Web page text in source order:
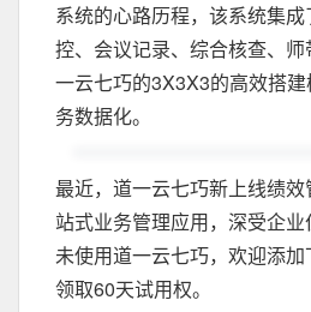
系统的心路历程，该系统集
控、会议记录、综合核查、
一云七巧的3X3X3的高效搭
务数据化。
最近，道一云七巧新上线绩
站式业务管理应用，深受企
未使用道一云七巧，欢迎添
领取60天试用权。